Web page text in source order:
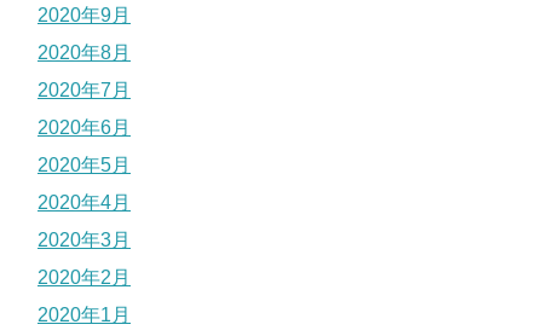
2020年9月
2020年8月
2020年7月
2020年6月
2020年5月
2020年4月
2020年3月
2020年2月
2020年1月